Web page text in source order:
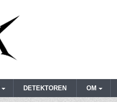
DETEKTOREN OM